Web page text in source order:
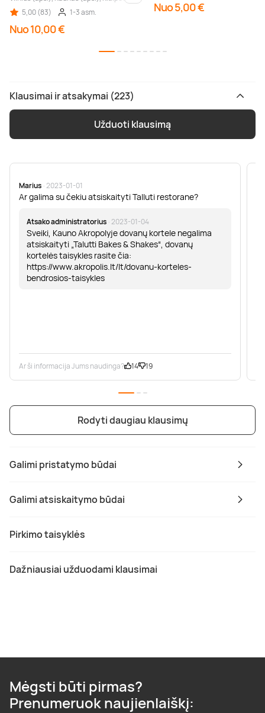
Galimi pristatymo būdai
Galimi atsiskaitymo būdai
Pirkimo taisyklės
Dažniausiai užduodami klausimai
Kiti miestai
5,00 (83)
1-3 asm.
Nuo 10,00 €
Nuo 5,00 €
Klausimai ir atsakymai (223)
Užduoti klausimą
Marius · 2023-01-01
Ar galima su čekiu atsiskaityti Talluti restorane?
Atsako administratorius · 2023-01-04
Sveiki, Kauno Akropolyje dovanų kortele negalima
atsiskaityti „Talutti Bakes & Shakes“, dovanų
kortelės taisykles rasite čia:
https://www.akropolis.lt/lt/dovanu-korteles-
bendrosios-taisykles
Ar ši informacija Jums naudinga? 14 19
Rodyti daugiau klausimų
Mėgsti būti pirmas?
Prenumeruok naujienlaiškį: